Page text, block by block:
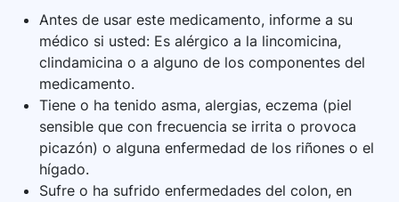
Antes de usar este medicamento, informe a su
médico si usted: Es alérgico a la lincomicina,
clindamicina o a alguno de los componentes del
medicamento.
Tiene o ha tenido asma, alergias, eczema (piel
sensible que con frecuencia se irrita o provoca
picazón) o alguna enfermedad de los riñones o el
hígado.
Sufre o ha sufrido enfermedades del colon, en